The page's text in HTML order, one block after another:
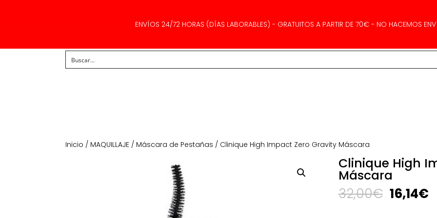
ENVÍOS 24/72 HORAS (DÍAS LABORABLES) - GRATUITOS A PARTIR DE 70€ - NO HACEMOS
Inicio / MAQUILLAJE / Máscara de Pestañas / Clinique High Impact Zero Gravity Máscara
Clinique High
Máscara
32,00€ El
precio
16,14€El